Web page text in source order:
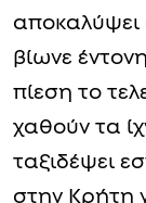
αποκαλύψει
βίωνε
πίεση το
χαθούν τα
ταξιδέψει
στην Κρήτη